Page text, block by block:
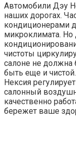
Автомобили Дэу
наших дорогах.
кондиционерами
микроклимата.
чистоты
салоне не должна
быть еще и
Нексия
салонный
качественно
бережет ваше